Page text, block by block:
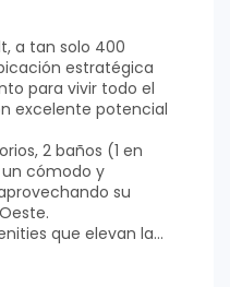
a tan solo 400
estratégica
para vivir todo el
excelente potencial
2 baños (1 en
cómodo y
su
que elevan la
del Este: piscina,
y servicio de